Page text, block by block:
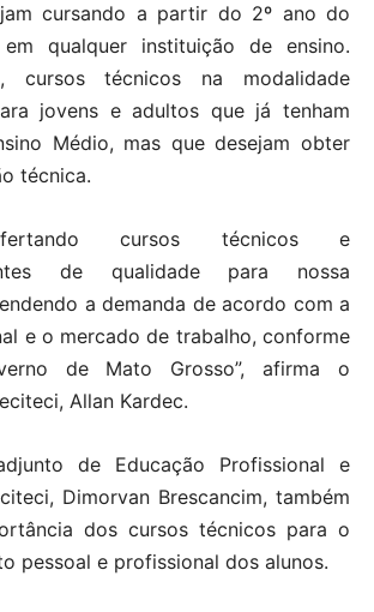
cursando a partir do 2º ano do
qualquer instituição de ensino.
cursos técnicos na modalidade
jovens e adultos que já tenham
Médio, mas que desejam obter
técnica.
cursos técnicos e
de qualidade para nossa
a demanda de acordo com a
e o mercado de trabalho, conforme
de Mato Grosso”, afirma o
Allan Kardec.
de Educação Profissional e
Dimorvan Brescancim, também
dos cursos técnicos para o
pessoal e profissional dos alunos.